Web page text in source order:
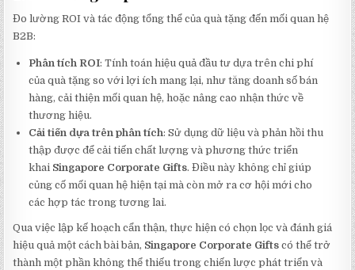
Đo lường ROI và tác động tổng thể của quà tặng đến mối quan hệ
B2B:
Phân tích ROI: Tính toán hiệu quả đầu tư dựa trên chi phí
của quà tặng so với lợi ích mang lại, như tăng doanh số bán
hàng, cải thiện mối quan hệ, hoặc nâng cao nhận thức về
thương hiệu.
Cải tiến dựa trên phân tích: Sử dụng dữ liệu và phản hồi thu
thập được để cải tiến chất lượng và phương thức triển
khai Singapore Corporate Gifts. Điều này không chỉ giúp
củng cố mối quan hệ hiện tại mà còn mở ra cơ hội mới cho
các hợp tác trong tương lai.
Qua việc lập kế hoạch cẩn thận, thực hiện có chọn lọc và đánh giá
hiệu quả một cách bài bản, Singapore Corporate Gifts có thể trở
thành một phần không thể thiếu trong chiến lược phát triển và